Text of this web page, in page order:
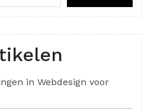
in Webdesign voor